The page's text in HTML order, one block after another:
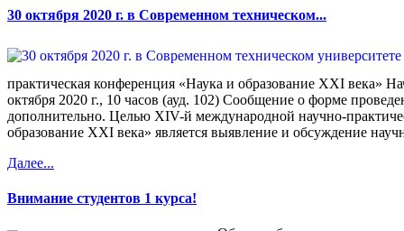
30 октября 2020 г. в Современном техническом...
практическая конференция «Наука и образование XXI века»
октября 2020 г., 10 часов (ауд. 102) Сообщение о форме
дополнительно. Целью XIV-й международной научно-
образование XXI века» является выявление и обсуждение
Далее...
Внимание студентов 1 курса!